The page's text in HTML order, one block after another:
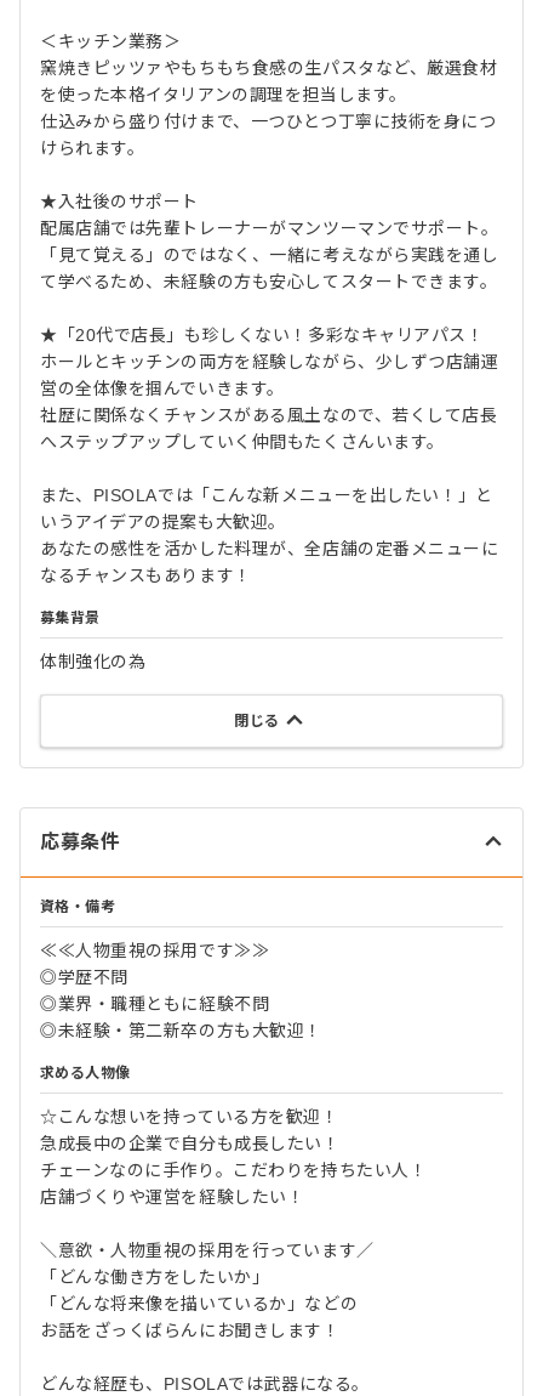
＜キッチン業務＞
窯焼きピッツァやもちもち食感の生パスタなど、厳選食材
を使った本格イタリアンの調理を担当します。
仕込みから盛り付けまで、一つひとつ丁寧に技術を身につ
けられます。
★入社後のサポート
配属店舗では先輩トレーナーがマンツーマンでサポート。
「見て覚える」のではなく、一緒に考えながら実践を通し
て学べるため、未経験の方も安心してスタートできます。
★「20代で店長」も珍しくない！多彩なキャリアパス！
ホールとキッチンの両方を経験しながら、少しずつ店舗運
営の全体像を掴んでいきます。
社歴に関係なくチャンスがある風土なので、若くして店長
へステップアップしていく仲間もたくさんいます。
また、PISOLAでは「こんな新メニューを出したい！」と
いうアイデアの提案も大歓迎。
あなたの感性を活かした料理が、全店舗の定番メニューに
なるチャンスもあります！
募集背景
体制強化の為
閉じる
応募条件
資格・備考
≪≪人物重視の採用です≫≫
◎学歴不問
◎業界・職種ともに経験不問
◎未経験・第二新卒の方も大歓迎！
求める人物像
☆こんな想いを持っている方を歓迎！
急成長中の企業で自分も成長したい！
チェーンなのに手作り。こだわりを持ちたい人！
店舗づくりや運営を経験したい！
＼意欲・人物重視の採用を行っています／
「どんな働き方をしたいか」
「どんな将来像を描いているか」などの
お話をざっくばらんにお聞きします！
どんな経歴も、PISOLAでは武器になる。